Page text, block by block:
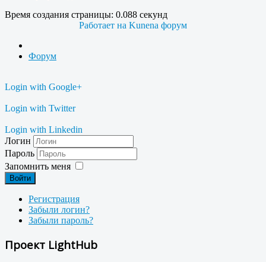
Время создания страницы: 0.088 секунд
Работает на Kunena форум
Форум
Login with Google+
Login with Twitter
Login with Linkedin
Логин
Пароль
Запомнить меня
Войти
Регистрация
Забыли логин?
Забыли пароль?
Проект LightHub